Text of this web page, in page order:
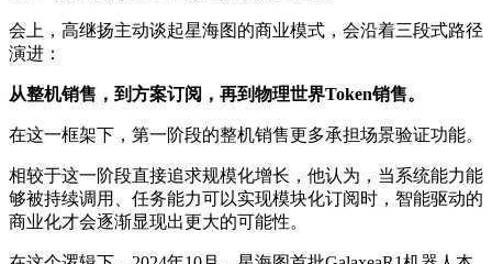
会上，高继扬主动谈起星海图的商业模式，会沿着三段式路径
演进：
从整机销售，到方案订阅，再到物理世界Token销售。
在这一框架下，第一阶段的整机销售更多承担场景验证功能。
相较于这一阶段直接追求规模化增长，他认为，当系统能力能
够被持续调用、任务能力可以实现模块化订阅时，智能驱动的
商业化才会逐渐显现出更大的可能性。